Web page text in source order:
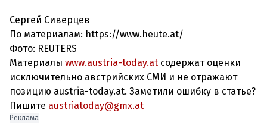
Сергей Сиверцев
По материалам: https://www.heute.at/
Фото: REUTERS
Материалы www.austria-today.at содержат оценки
исключительно австрийских СМИ и не отражают
позицию austria-today.at. Заметили ошибку в статье?
Пишите austriatoday@gmx.at
Реклама